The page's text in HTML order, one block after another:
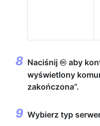
Naciśnij J aby
wyświetlony
zakończona”.
Wybierz typ